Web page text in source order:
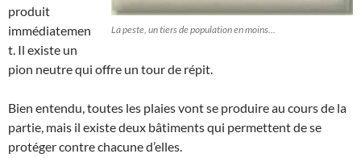
La peste, un tiers de population en moins...
produit
immédiatemen
t. Il existe un
pion neutre qui offre un tour de répit.
Bien entendu, toutes les plaies vont se produire au cours de la
partie, mais il existe deux bâtiments qui permettent de se
protéger contre chacune d’elles.